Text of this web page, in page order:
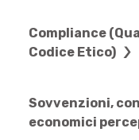
Compliance
Codice Etico)
Sovvenzioni,
economici